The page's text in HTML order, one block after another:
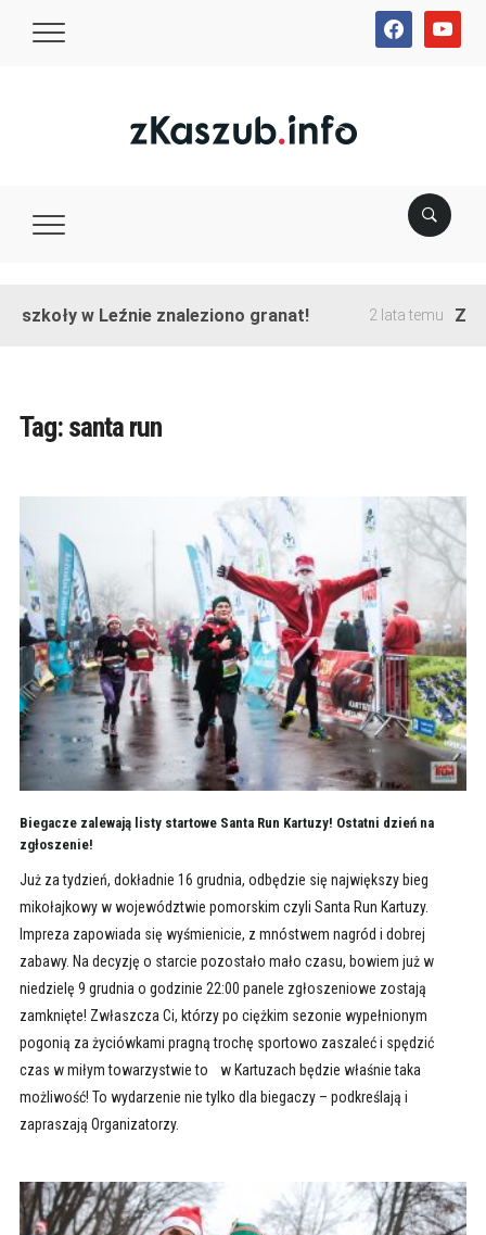
facebookyoutube
szkoły w Leźnie znaleziono granat! 2 lata temu
Tag: santa run
Biegacze zalewają listy startowe Santa Run Kartuzy! Ostatni dzień na
zgłoszenie!
Już za tydzień, dokładnie 16 grudnia, odbędzie się największy bieg
mikołajkowy w województwie pomorskim czyli Santa Run Kartuzy.
Impreza zapowiada się wyśmienicie, z mnóstwem nagród i dobrej
zabawy. Na decyzję o starcie pozostało mało czasu, bowiem już w
niedzielę 9 grudnia o godzinie 22:00 panele zgłoszeniowe zostają
zamknięte! Zwłaszcza Ci, którzy po ciężkim sezonie wypełnionym
pogonią za życiówkami pragną trochę sportowo zaszaleć i spędzić
czas w miłym towarzystwie to w Kartuzach będzie właśnie taka
możliwość! To wydarzenie nie tylko dla biegaczy – podkreślają i
zapraszają Organizatorzy.